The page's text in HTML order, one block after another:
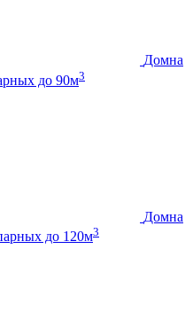
Домна
до 90м3
Домна
до 120м3